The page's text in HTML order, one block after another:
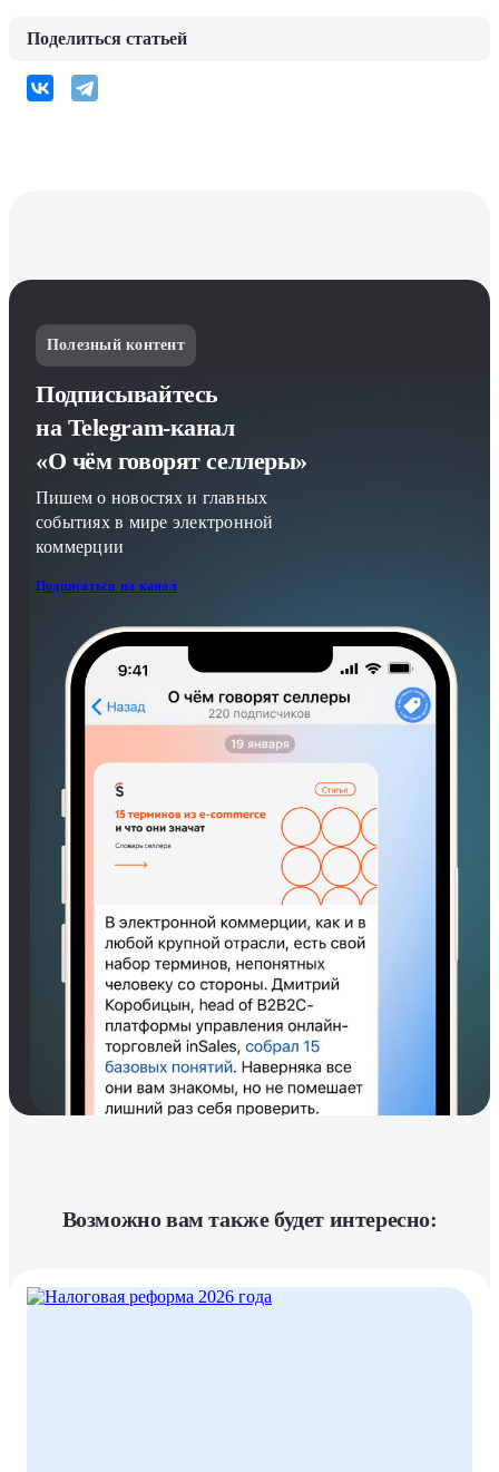
Поделиться статьей
Полезный контент
Подписывайтесь
на Telegram-канал
«О чём говорят селлеры»
Пишем о новостях и главных
событиях в мире электронной
коммерции
Подписаться на канал
Возможно вам также будет интересно: